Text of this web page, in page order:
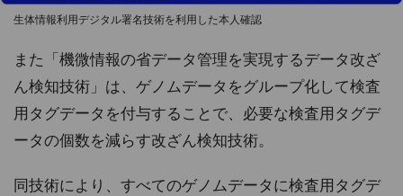
生体情報利用デジタル署名技術を利用した本人確認
また「機微情報の省データ管理を実現するデータ改ざ
ん検知技術」は、ゲノムデータをグループ化して検査
用タグデータを付与することで、必要な検査用タグデ
ータの個数を減らす改ざん検知技術。
同技術により、すべてのゲノムデータに検査用タグデ